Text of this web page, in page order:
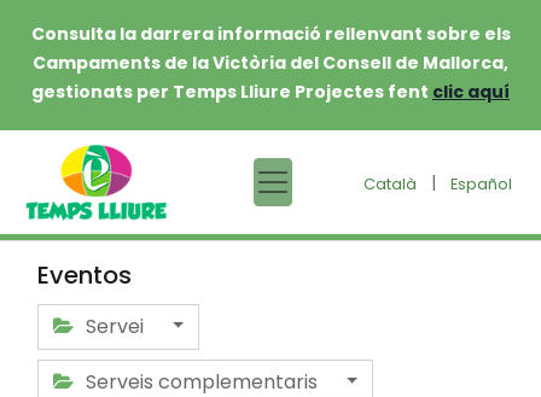
Consulta la darrera informació rellenvant sobre els
Campaments de la Victòria del Consell de Mallorca,
gestionats per Temps Lliure Projectes fent clic aquí
Català | Español
Eventos
Servei
Serveis complementaris